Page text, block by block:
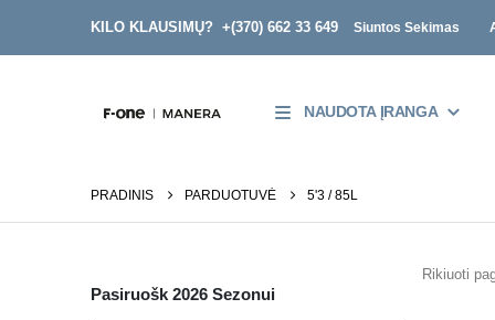
KILO KLAUSIMŲ? +(370) 662 33 649 Siuntos Sekimas
NAUDOTA ĮRANGA
PRADINIS PARDUOTUVĖ 5'3 / 85L
Rikiuoti
Pasiruošk 2026 Sezonui